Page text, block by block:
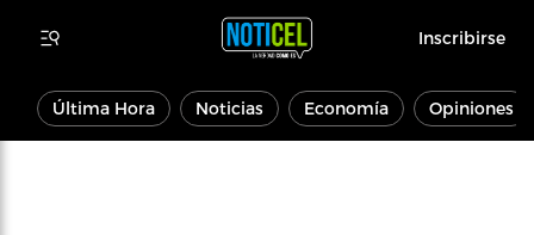
Inscribirse
Última Hora Noticias Economía Opiniones